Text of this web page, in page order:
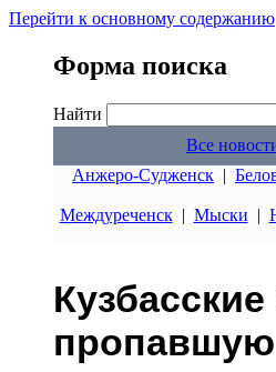
Перейти к основному содержанию
Форма поиска
Найти
Все
Анжеро-Судженск |
Междуреченск| Мыски |